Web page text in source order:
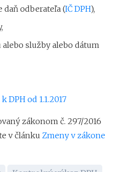
odberateľa (IČ DPH),
služby alebo dátum
od 1.1.2017
zákonom č. 297/2016
v článku Zmeny v zákone